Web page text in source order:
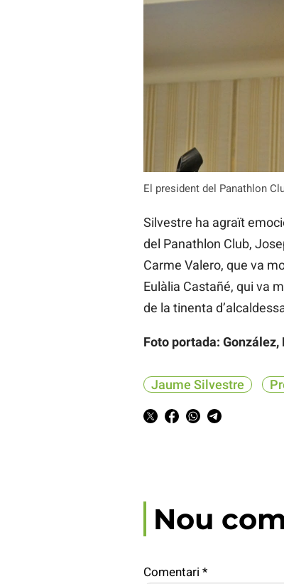
El president del Panathlon
Silvestre ha agraït
del Panathlon Club,
Carme Valero, que va
Eulàlia Castañé, qui va
de la tinenta
Foto portada:
Jaume Silvestre
Nou
Comentari *